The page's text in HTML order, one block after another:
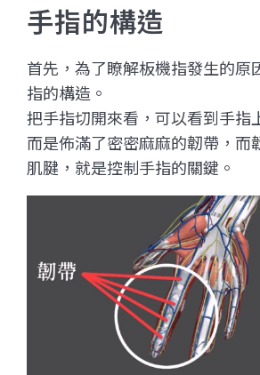
手指的構造
首先，為了瞭解板機指發生的原
指的構造。
把手指切開來看，可以看到手指
而是佈滿了密密麻麻的韌帶，而
肌腱，就是控制手指的關鍵。